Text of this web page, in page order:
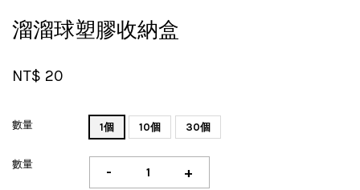
溜溜球塑膠收納盒
NT$ 20
數量 1個 10個 30個
數量 - +